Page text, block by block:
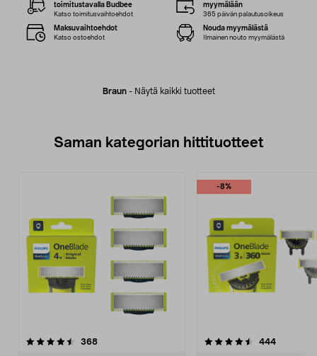
Braun- Näytä kaikki tuotteet
toimitustavalla Budbee
Katso toimitusvaihtoehdot
myymälään
365 päivän palautusoikeus
Maksuvaihtoehdot
Katso ostoehdot
Nouda myymälästä
Ilmainen nouto myymälästä
Saman kategorian hittituotteet
368arvostelut
-8%
4.5 viidestä
444arvostelut
4.5 viidestä